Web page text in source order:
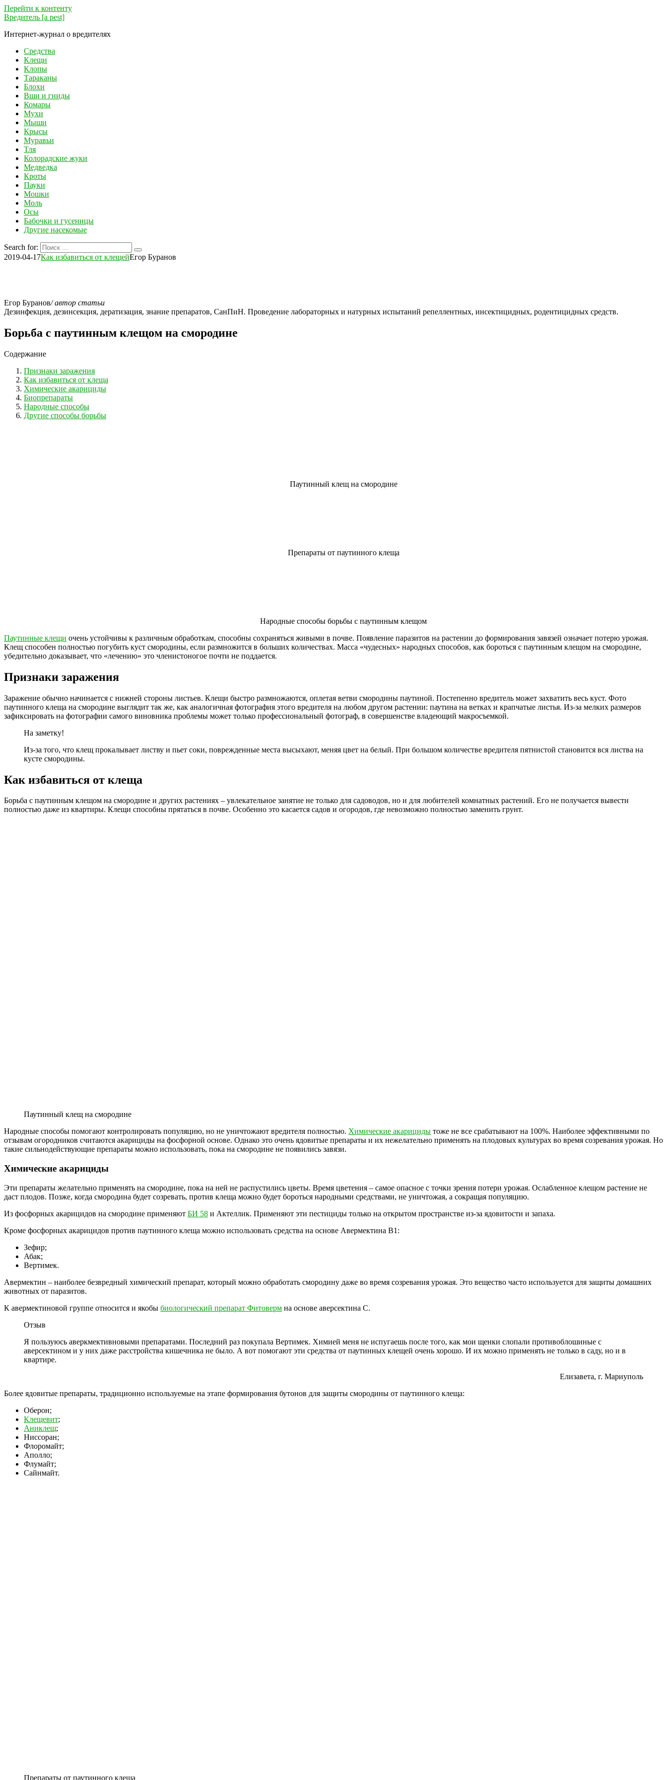
Перейти к контенту
Вредитель [a pest]
Интернет-журнал о вредителях
Средства
Клещи
Клопы
Тараканы
Блохи
Вши и гниды
Комары
Мухи
Мыши
Крысы
Муравьи
Тля
Колорадские жуки
Медведка
Кроты
Пауки
Мошки
Моль
Осы
Бабочки и гусеницы
Другие насекомые
Search for:
2019-04-17Как избавиться от клещейЕгор Буранов
Егор Буранов/ автор статьи
Дезинфекция, дезинсекция, дератизация, знание препаратов, СанПиН. Проведение лабораторных и натурных испытаний репеллентных, инсектицидных, родентицидных средств.
Борьба с паутинным клещом на смородине
Содержание
Признаки заражения
Как избавиться от клеща
Химические акарициды
Биопрепараты
Народные способы
Другие способы борьбы
Паутинный клещ на смородине
Препараты от паутинного клеща
Народные способы борьбы с паутинным клещом
Паутинные клещи очень устойчивы к различным обработкам, способны сохраняться живыми в почве. Появление паразитов на растении до формирования завязей означает потерю урожая.
Клещ способен полностью погубить куст смородины, если размножится в больших количествах. Масса «чудесных» народных способов, как бороться с паутинным клещом на смородине,
убедительно доказывает, что «лечению» это членистоногое почти не поддается.
Признаки заражения
Заражение обычно начинается с нижней стороны листьев. Клещи быстро размножаются, оплетая ветви смородины паутиной. Постепенно вредитель может захватить весь куст. Фото
паутинного клеща на смородине выглядит так же, как аналогичная фотография этого вредителя на любом другом растении: паутина на ветках и крапчатые листья. Из-за мелких размеров
зафиксировать на фотографии самого виновника проблемы может только профессиональный фотограф, в совершенстве владеющий макросъемкой.
На заметку!
Из-за того, что клещ прокалывает листву и пьет соки, поврежденные места высыхают, меняя цвет на белый. При большом количестве вредителя пятнистой становится вся листва на
кусте смородины.
Как избавиться от клеща
Борьба с паутинным клещом на смородине и других растениях – увлекательное занятие не только для садоводов, но и для любителей комнатных растений. Его не получается вывести
полностью даже из квартиры. Клещи способны прятаться в почве. Особенно это касается садов и огородов, где невозможно полностью заменить грунт.
Паутинный клещ на смородине
Народные способы помогают контролировать популяцию, но не уничтожают вредителя полностью. Химические акарициды тоже не все срабатывают на 100%. Наиболее эффективными по
отзывам огородников считаются акарициды на фосфорной основе. Однако это очень ядовитые препараты и их нежелательно применять на плодовых культурах во время созревания урожая. Но
такие сильнодействующие препараты можно использовать, пока на смородине не появились завязи.
Химические акарициды
Эти препараты желательно применять на смородине, пока на ней не распустились цветы. Время цветения – самое опасное с точки зрения потери урожая. Ослабленное клещом растение не
даст плодов. Позже, когда смородина будет созревать, против клеща можно будет бороться народными средствами, не уничтожая, а сокращая популяцию.
Из фосфорных акарицидов на смородине применяют БИ 58 и Актеллик. Применяют эти пестициды только на открытом пространстве из-за ядовитости и запаха.
Кроме фосфорных акарицидов против паутинного клеща можно использовать средства на основе Авермектина В1:
Зефир;
Абак;
Вертимек.
Авермектин – наиболее безвредный химический препарат, который можно обработать смородину даже во время созревания урожая. Это вещество часто используется для защиты домашних
животных от паразитов.
К авермектиновой группе относится и якобы биологический препарат Фитоверм на основе аверсектина С.
Отзыв
Я пользуюсь аверкмективновыми препаратами. Последний раз покупала Вертимек. Химией меня не испугаешь после того, как мои щенки слопали противоблошиные с
аверсектином и у них даже расстройства кишечника не было. А вот помогают эти средства от паутинных клещей очень хорошо. И их можно применять не только в саду, но и в
квартире.
Елизавета, г. Мариуполь
Более ядовитые препараты, традиционно используемые на этапе формирования бутонов для защиты смородины от паутинного клеща:
Оберон;
Клещевит;
Аниклещ;
Ниссоран;
Флоромайт;
Аполло;
Флумайт;
Сайнмайт.
Препараты от паутинного клеща